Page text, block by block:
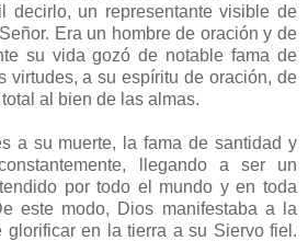
decirlo, un representante visible de
Era un hombre de oración y de
su vida gozó de notable fama de
virtudes, a su espíritu de oración, de
al bien de las almas.
a su muerte, la fama de santidad y
llegando a ser un
por todo el mundo y en toda
este modo, Dios manifestaba a la
glorificar en la tierra a su Siervo fiel.